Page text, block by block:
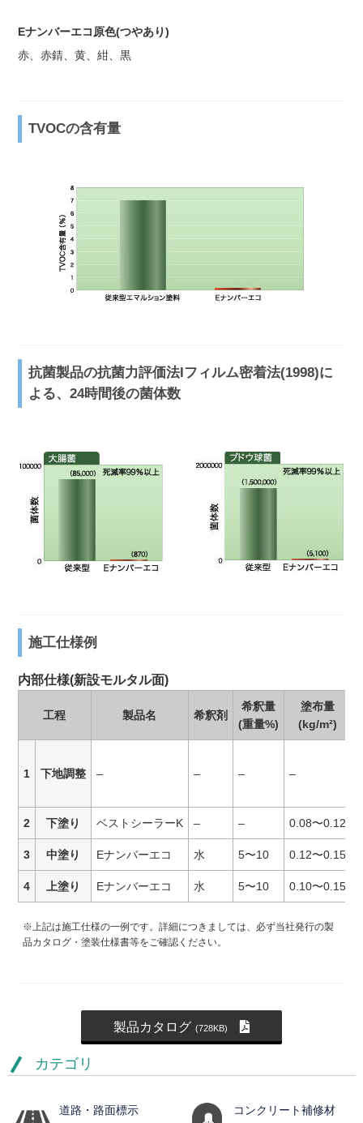
カテゴリ
道路・路面標示 コンクリート補修材
Eナンバーエコ原色(つやあり)
赤、赤錆、黄、紺、黒
TVOCの含有量
抗菌製品の抗菌力評価法Iフィルム密着法(1998)に
よる、24時間後の菌体数
施工仕様例
内部仕様(新設モルタル面)
工程 製品名 希釈剤
希釈量
(重量%)
塗布量
(kg/m²)
1 下地調整 – – – –
2 下塗り ベストシーラーK – – 0.08〜0.12
3 中塗り Eナンバーエコ 水 5〜10 0.12〜0.15
4 上塗り Eナンバーエコ 水 5〜10 0.10〜0.15
※上記は施工仕様の一例です。詳細につきましては、必ず当社発行の製
品カタログ・塗装仕様書等をご確認ください。
製品カタログ (728KB)